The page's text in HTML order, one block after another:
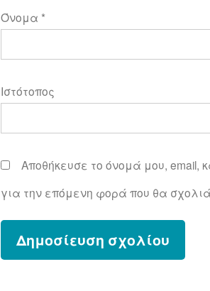
Όνομα *
Ιστότοπος
Αποθήκευσε το όνομά μου, email,
για την επόμενη φορά που θα